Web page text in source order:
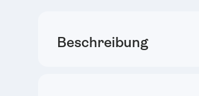
Beschreibung